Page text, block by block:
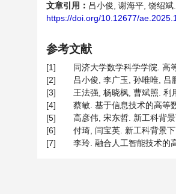
文章引用： 吕小俊, 谢海平, 饶绍
https://doi.org/10.12677/
参考文献
[1]
同济大学数学科学学院. 高
[2]
吕小俊, 李广玉, 孙唯唯, 吕
[3]
王法强, 杨晓枫, 曹斌照.
[4]
蔡敏. 基于信息技术的高等
[5]
高彦伟, 宋东哲. 新工科背
[6]
付琦, 闫宝英. 新工科背景
[7]
李玲. 融合人工智能技术的